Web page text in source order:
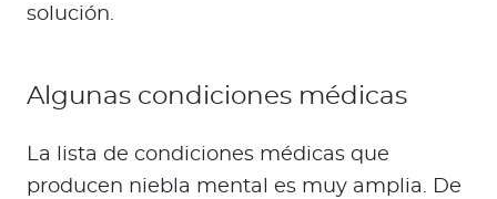
solución.
Algunas condiciones médicas
La lista de condiciones médicas que
producen niebla mental es muy amplia. De